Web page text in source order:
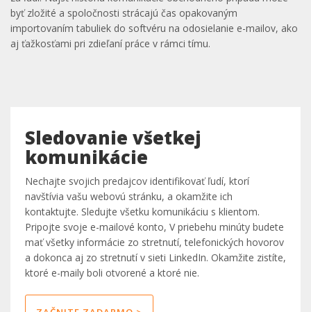
byť zložité a spoločnosti strácajú čas opakovaným
importovaním tabuliek do softvéru na odosielanie e-mailov, ako
aj ťažkosťami pri zdieľaní práce v rámci tímu.
Sledovanie všetkej
komunikácie
Nechajte svojich predajcov identifikovať ľudí, ktorí
navštívia vašu webovú stránku, a okamžite ich
kontaktujte. Sledujte všetku komunikáciu s klientom.
Pripojte svoje e-mailové konto, V priebehu minúty budete
mať všetky informácie zo stretnutí, telefonických hovorov
a dokonca aj zo stretnutí v sieti LinkedIn. Okamžite zistíte,
ktoré e-maily boli otvorené a ktoré nie.